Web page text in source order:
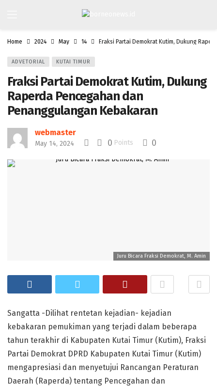
Home 2024 May 14 Fraksi Partai Demokrat Kutim, Dukung
ADVETORIAL KUTAI TIMUR
Fraksi Partai Demokrat Kutim, Dukung
Raperda Pencegahan dan
Penanggulangan Kebakaran
webmaster
May 14, 2024 0 Points 0
Juru Bicara Fraksi Demokrat, M. Amin
Sangatta -Dilihat rentetan kejadian- kejadian
kebakaran pemukiman yang terjadi dalam beberapa
tahun terakhir di Kabupaten Kutai Timur (Kutim), Fraksi
Partai Demokrat DPRD Kabupaten Kutai Timur (Kutim)
mengapresiasi dan menyetujui Rancangan Peraturan
Daerah (Raperda) tentang Pencegahan dan